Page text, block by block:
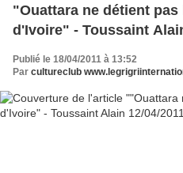
"Ouattara ne détient
d'Ivoire" - Toussaint
Publié le 18/04/2011 à 13:52
Par cultureclub